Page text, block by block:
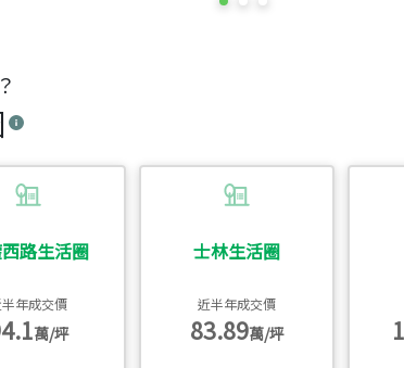
路生活圈
年成交價
萬/坪
士林生活圈
近半年成交價
83.89萬/坪